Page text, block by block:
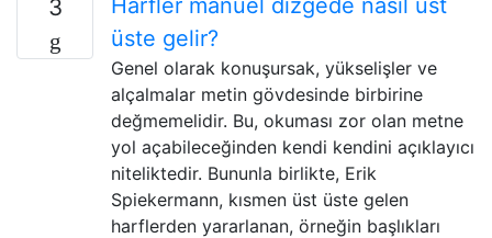
3
Harfler manuel dizgede nasıl üst
üste gelir?
Genel olarak konuşursak, yükselişler ve
alçalmalar metin gövdesinde birbirine
değmemelidir. Bu, okuması zor olan metne
yol açabileceğinden kendi kendini açıklayıcı
niteliktedir. Bununla birlikte, Erik
Spiekermann, kısmen üst üste gelen
harflerden yararlanan, örneğin başlıkları